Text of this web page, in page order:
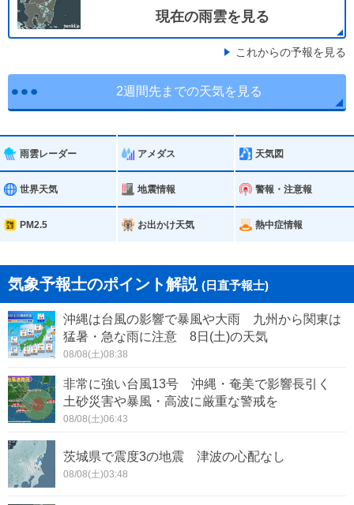
現在の雨雲を見る
これからの予報を見る
2週間先までの天気を見る
雨雲レーダー アメダス 天気図
世界天気 地震情報 警報・注意報
PM2.5 お出かけ天気 熱中症情報
気象予報士のポイント解説 (日直予報士)
沖縄は台風の影響で暴風や大雨 九州から関東は
猛暑・急な雨に注意 8日(土)の天気
08/08(土)08:38
非常に強い台風13号 沖縄・奄美で影響長引く
土砂災害や暴風・高波に厳重な警戒を
08/08(土)06:43
茨城県で震度3の地震 津波の心配なし
08/08(土)03:48